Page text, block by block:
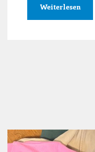
Weiterlesen